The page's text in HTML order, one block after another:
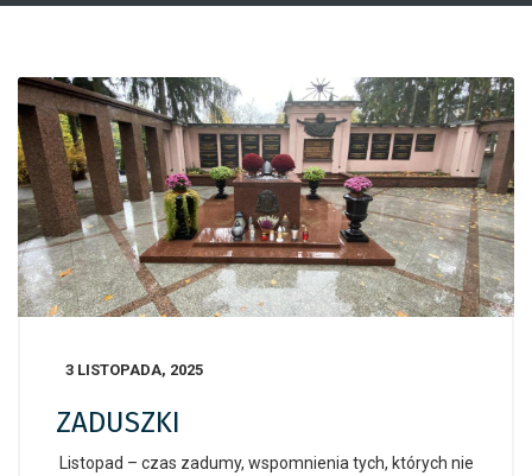
3 LISTOPADA, 2025
ZADUSZKI
Listopad – czas zadumy, wspomnienia tych, których nie